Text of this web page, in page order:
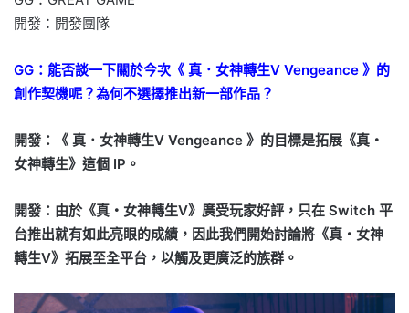
開發：開發團隊
GG：能否談一下關於今次《 真．女神轉生Ⅴ Vengeance 》的
創作契機呢？為何不選擇推出新一部作品？
開發：《 真．女神轉生Ⅴ Vengeance 》的目標是拓展《真・
女神轉生》這個 IP。
開發：由於《真・女神轉生Ⅴ》廣受玩家好評，只在 Switch 平
台推出就有如此亮眼的成績，因此我們開始討論將《真・女神
轉生Ⅴ》拓展至全平台，以觸及更廣泛的族群。